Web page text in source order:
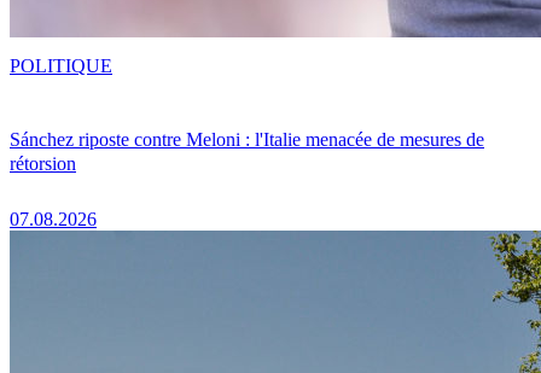
Sánchez riposte contre Meloni : l'Italie menacée de mesures de
rétorsion
07.08.2026
POLITIQUE